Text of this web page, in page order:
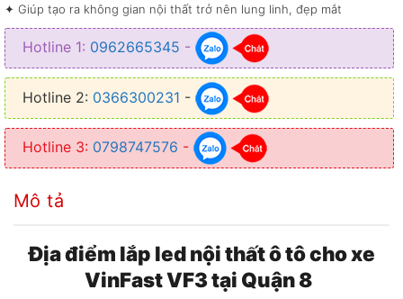
✦ Giúp tạo ra không gian nội thất trở nên lung linh, đẹp mắt
✦ Giúp chiếu sáng bên trong không gian nội thất xe
✦ Điều khiển led thông qua ứng dụng trên điện thoại hoặc Remote
✦ Thiết kế dễ dàng lắp đặt, sử dụng cắm giắc zin 100%
✦ Không làm ảnh hưởng đến kết cấu cũng như là hệ thống điện
Hotline 1: 0962665345 -
Hotline 2: 0366300231 -
Hotline 3: 0798747576 -
Mô tả
Địa điểm lắp led nội thất ô tô cho xe
VinFast VF3 tại Quận 8